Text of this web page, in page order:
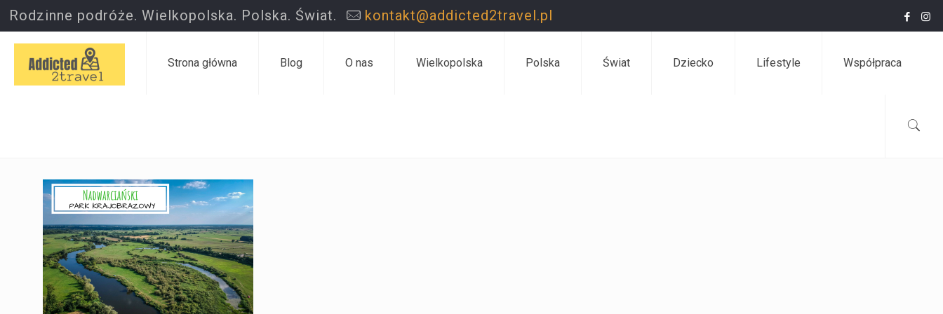
Rodzinne podróże. Wielkopolska. Polska. Świat. kontakt@addicted2travel.pl
Strona główna Blog O nas Wielkopolska Polska Świat Dziecko Lifestyle Współpraca